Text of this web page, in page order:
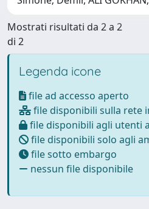
Mostrati risultati da 2 a 2
di 2
Legenda icone
file ad accesso aperto
file disponibili sulla rete
file disponibili agli utenti
file disponibili solo agli
file sotto embargo
nessun file disponibile